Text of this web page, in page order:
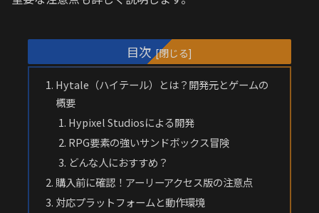
目次
Hytale（ハイテール）とは？開発元とゲームの
概要
Hypixel Studiosによる開発
RPG要素の強いサンドボックス冒険
どんな人におすすめ？
購入前に確認！アーリーアクセス版の注意点
対応プラットフォームと動作環境